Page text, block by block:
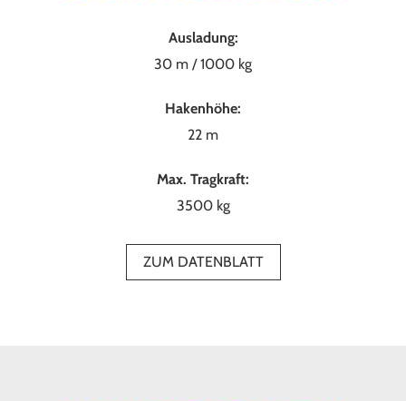
Ausladung:
30 m / 1000 kg
Hakenhöhe:
22 m
Max. Tragkraft:
3500 kg
ZUM DATENBLATT